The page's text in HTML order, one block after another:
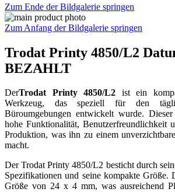
Zum Ende der Bildgalerie springen
Zum Anfang der Bildgalerie springen
Trodat Printy 4850/L2
BEZAHLT
DerTrodat Printy 4850/L2 ist ein
Werkzeug, das speziell für den
Büroumgebungen entwickelt wurde.
hohe Funktionalität, Benutzerfreundlichkeit
Produktion, was ihn zu einem
macht.
Der Trodat Printy 4850/L2 besticht durch
Spezifikationen und seine kompakte Größe.
Größe von 24 x 4 mm, was ausreichend